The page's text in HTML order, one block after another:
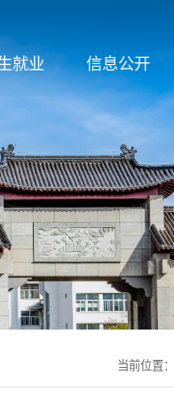
就业 信息公开
当前位置：